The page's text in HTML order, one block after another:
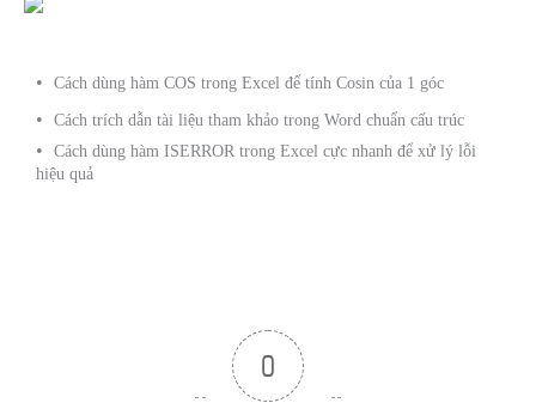
Cách dùng hàm COS trong Excel để tính Cosin của 1 góc
Cách trích dẫn tài liệu tham khảo trong Word chuẩn cấu trúc
Cách dùng hàm ISERROR trong Excel cực nhanh để xử lý lỗi
hiệu quả
0